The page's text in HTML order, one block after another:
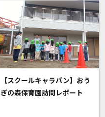
【スクールキャラバン】おう
ぎの森保育園訪問レポート